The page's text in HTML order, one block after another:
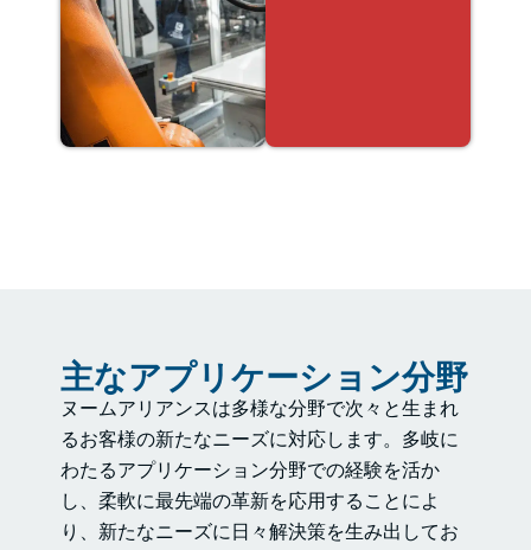
主なアプリケーション分野
ヌームアリアンスは多様な分野で次々と生まれ
るお客様の新たなニーズに対応します。多岐に
わたるアプリケーション分野での経験を活か
し、柔軟に最先端の革新を応用することによ
り、新たなニーズに日々解決策を生み出してお